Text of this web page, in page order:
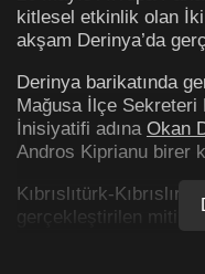
kitlesel etkinlik olan
akşam Derinya’da
Derinya barikatında
Mağusa İlçe
İnisiyatifi adına Okan
Andros Kiprianu birer
Kıbrıslıtürk-
gerçekleştirilen